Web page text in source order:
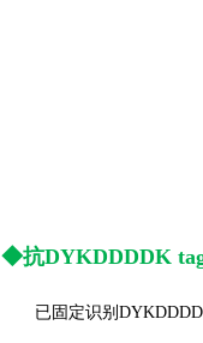
◆抗DYKDDDDK
已固定识别DYKDDDDK